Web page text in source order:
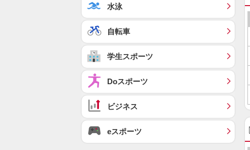
水泳
自転車
学生スポーツ
Doスポーツ
ビジネス
eスポーツ